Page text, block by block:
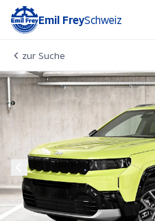
Emil FreySchweiz
zur Suche